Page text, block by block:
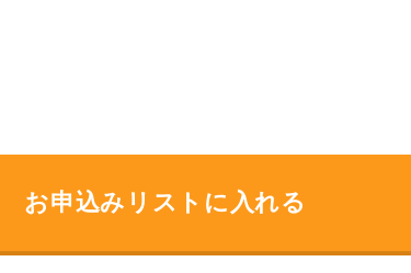
お申込みリストに入れる